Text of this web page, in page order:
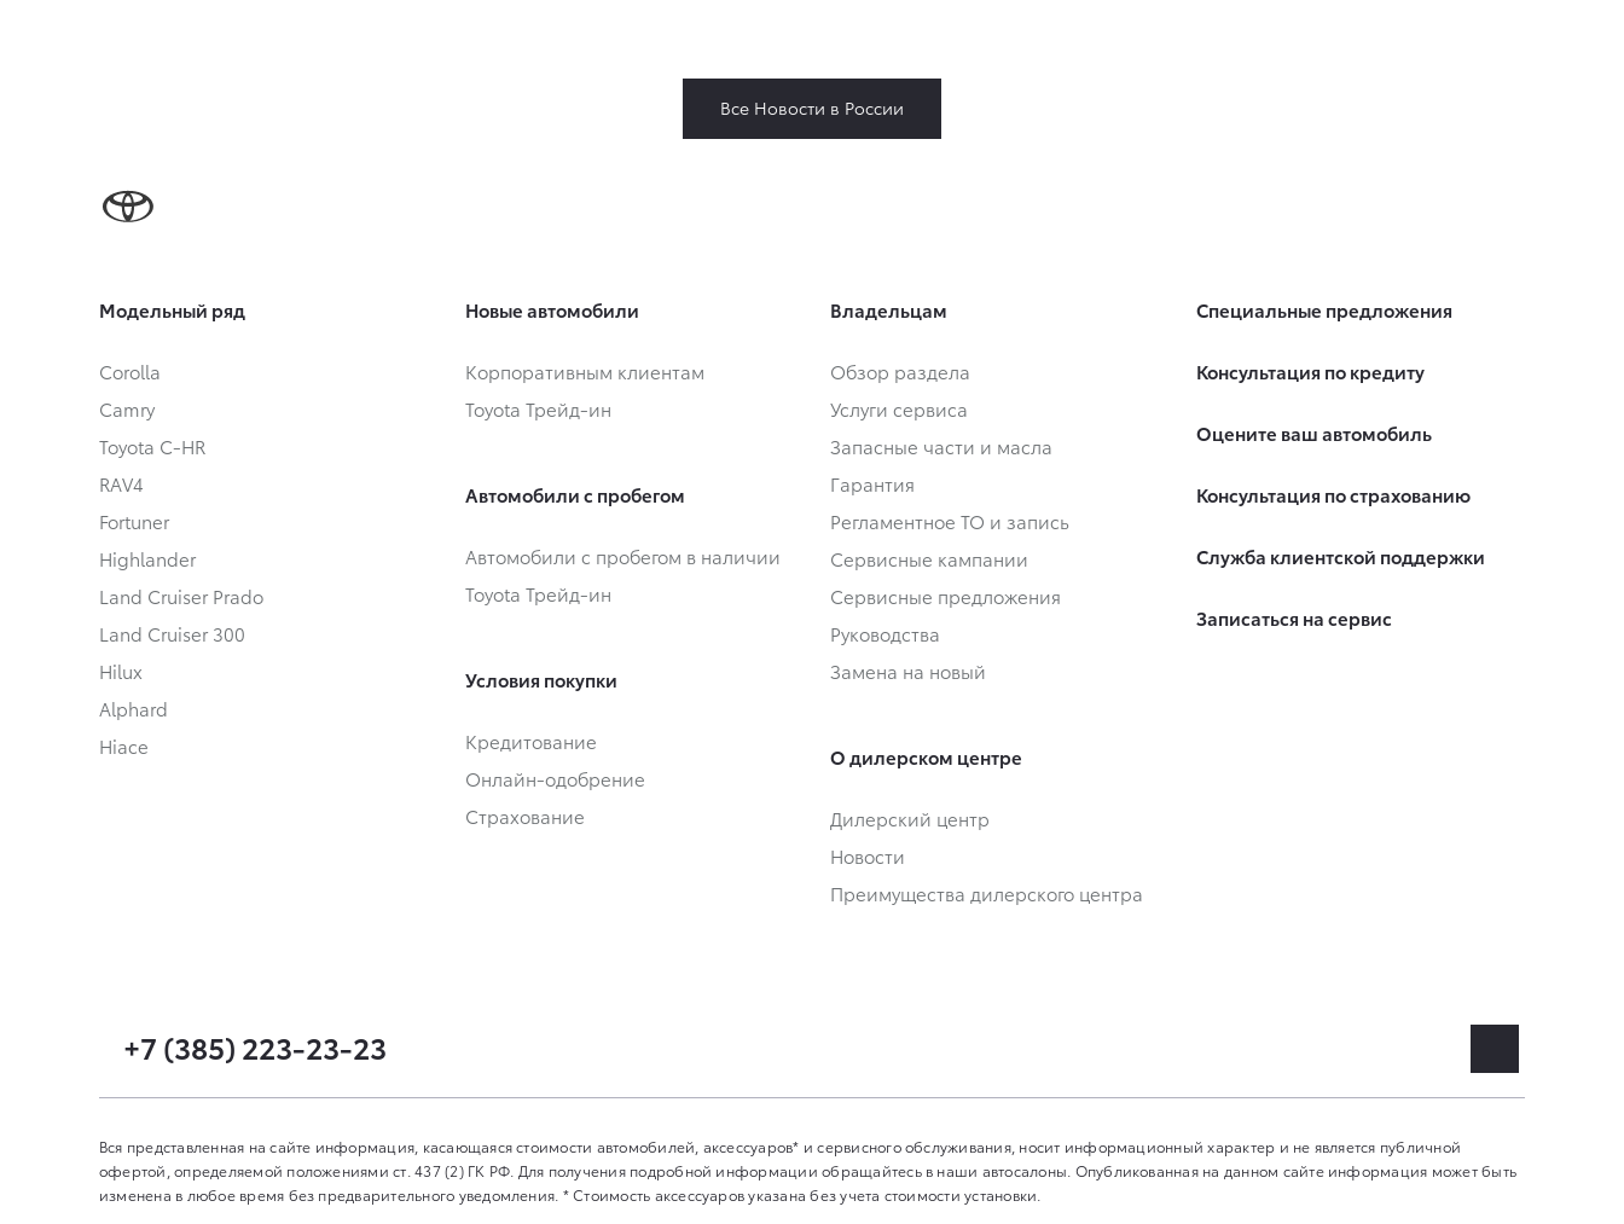
Все Новости в России
Модельный ряд
Corolla
Camry
Toyota C-HR
RAV4
Fortuner
Highlander
Land Cruiser Prado
Land Cruiser 300
Hilux
Alphard
Hiace
Новые автомобили
Корпоративным клиентам
Toyota Трейд-ин
Автомобили с пробегом
Автомобили с пробегом в наличии
Toyota Трейд-ин
Условия покупки
Кредитование
Онлайн-одобрение
Страхование
Владельцам
Обзор раздела
Услуги сервиса
Запасные части и масла
Гарантия
Регламентное ТО и запись
Сервисные кампании
Сервисные предложения
Руководства
Замена на новый
О дилерском центре
Дилерский центр
Новости
Преимущества дилерского центра
Специальные предложения
Консультация по кредиту
Оцените ваш автомобиль
Консультация по страхованию
Служба клиентской поддержки
Записаться на сервис
+7 (385) 223-23-23
Вся представленная на сайте информация, касающаяся стоимости автомобилей, аксессуаров* и сервисного обслуживания, носит информационный характер и не является публичной
офертой, определяемой положениями ст. 437 (2) ГК РФ. Для получения подробной информации обращайтесь в наши автосалоны. Опубликованная на данном сайте информация может быть
изменена в любое время без предварительного уведомления. * Стоимость аксессуаров указана без учета стоимости установки.